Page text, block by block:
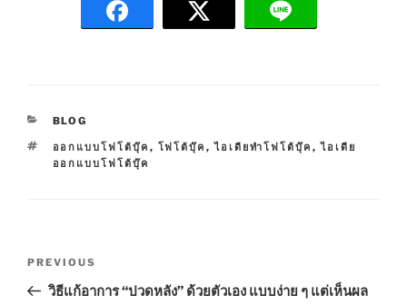
C
T
E
S
BLOG
T
A
ออกแบบโฟโต้บุ๊ค , โฟโต้บุ๊ค ,ไอเดียทำโฟโต้บุ๊ค ,ไอเดีย
ออกแบบโฟโต้บุ๊ค
P
r
PREVIOUS
วิธีแก้อาการ “ปวดหลัง” ด้วยตัวเอง แบบง่าย ๆ แต่เห็นผล